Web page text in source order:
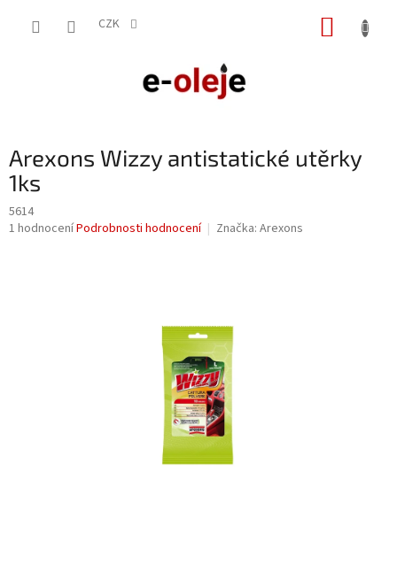
CZK
Arexons Wizzy antistatické utěrky
1ks
5614
Průměrné
1 hodnoceníPodrobnosti hodnocení Značka: Arexons